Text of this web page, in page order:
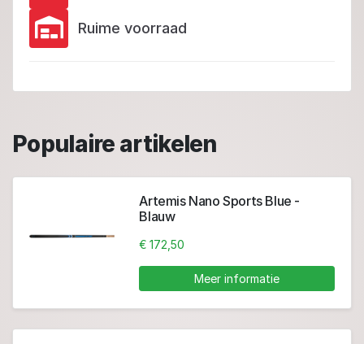
Ruime voorraad
Populaire artikelen
Artemis Nano Sports Blue -
Blauw
€ 172,50
Meer informatie